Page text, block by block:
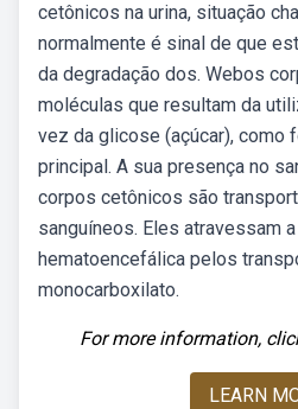
cetônicos na urina, situação
normalmente é sinal de que
da degradação dos. Webos
moléculas que resultam da
vez da glicose (açúcar), como
principal. A sua presença no
corpos cetônicos são
sanguíneos. Eles atravessam
hematoencefálica pelos
monocarboxilato.
For more information,
LEARN